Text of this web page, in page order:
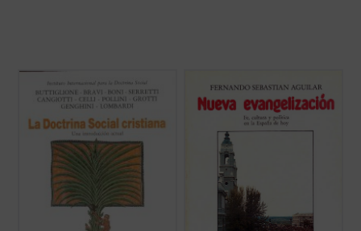
«La Iglesia conoce, gracias al Evangelio, la
verdad sobre el hombre. Esta consiste en
una antropología que la Iglesia no cesa de
primordial de esta antropología es que el
hombre es imagen de Dios, que es ...
experiencia pastoral intensa y reflexión
teológica de primera mano en una misma
En el marco de una visión eclesial de
conjunto, el autor reflexiona sobre la
situación espiritual de la ...